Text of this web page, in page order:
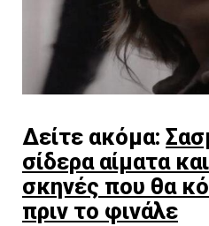
Δείτε ακόμα:
σίδερα αίματα
σκηνές που θα
πριν το φινάλε